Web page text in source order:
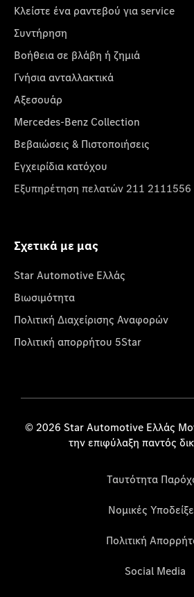
Κλείστε ένα ραντεβού για service
Συντήρηση
Βοήθεια σε βλάβη ή ζημιά
Γνήσια ανταλλακτικά
Αξεσουάρ
Mercedes-Benz Collection
Βεβαιώσεις & Πιστοποιήσεις
Εγχειρίδια κατόχου
Εξυπηρέτηση πελατών 211 2111556
Σχετικά με μας
Star Automotive Ελλάς
Βιωσιμότητα
Πολιτική Διαχείρισης Αναφορών
Πολιτική απορρήτου 5Star
© 2026 Star Automotive Ελλάς
την επιφύλαξη παντός
Ταυτότητα
Νομικές
Πολιτική
Social Media